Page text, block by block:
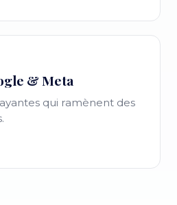
& Meta
qui ramènent des